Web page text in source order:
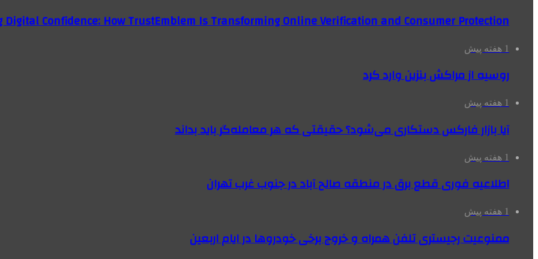
Confidence: How TrustEmblem Is Transforming Online Verification and Consumer Protection
1 هفته پیش
روسیه از مراکش بنزین وارد کرد
1 هفته پیش
آیا بازار فارکس دستکاری می‌شود؟ حقیقتی که هر معامله‌گر باید بداند
1 هفته پیش
اطلاعیه فوری قطع برق در منطقه صالح آباد در جنوب غرب تهران
1 هفته پیش
ممنوعیت رجیستری تلفن همراه و خروج برخی خودروها در ایام اربعین